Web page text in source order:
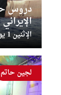
دروس
الإثنين 1 يونيو 2026 - 10:35:39
لجين حاتم